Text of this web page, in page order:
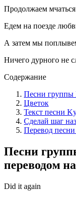
Продолжаем мчаться
Едем на поезде
А затем мы
Ничего дурного не
Содержание
Песни группы
Цветок
Текст песни
Сделай шаг
Перевод
Песни
переводом
Did it again